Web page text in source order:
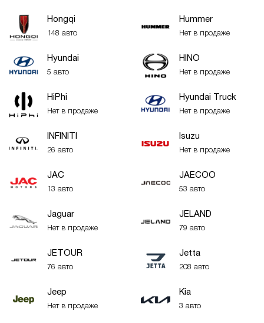
Hongqi
148 авто
Hummer
Нет в продаже
Hyundai
5 авто
HINO
Нет в продаже
HiPhi
Нет в продаже
Hyundai Truck
Нет в продаже
INFINITI
26 авто
Isuzu
Нет в продаже
JAC
13 авто
JAECOO
53 авто
Jaguar
Нет в продаже
JELAND
79 авто
JETOUR
76 авто
Jetta
208 авто
Jeep
Нет в продаже
Kia
3 авто